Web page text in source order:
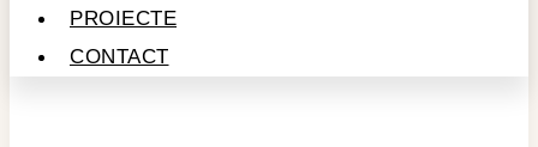
PROIECTE
CONTACT